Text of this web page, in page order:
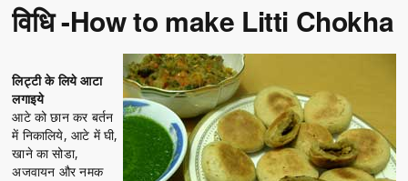
विधि -How to make Litti Chokha
लिट्टी के लिये आटा
लगाइये
आटे को छान कर बर्तन
में निकालिये, आटे में घी,
खाने का सोडा,
अजवायन और नमक